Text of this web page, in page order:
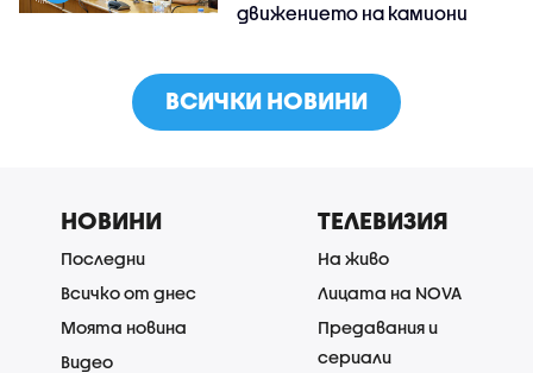
движението на камиони
ВСИЧКИ НОВИНИ
НОВИНИ
Последни
Всичко от днес
Моята новина
Видео
ТЕЛЕВИЗИЯ
На живо
Лицата на NOVA
Предавания и
сериали